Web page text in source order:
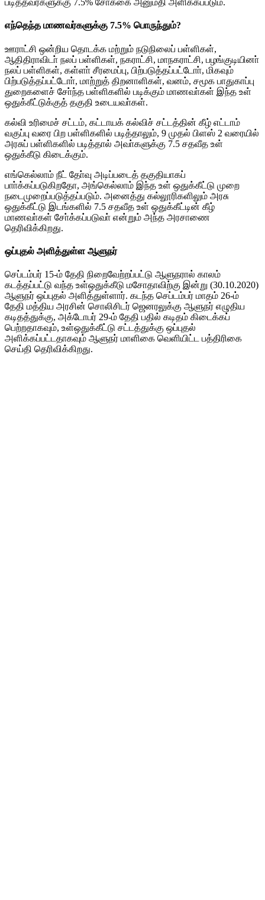
படித்தவர்களுக்கு 7.5% சோ்க்கை அனுமதி அளிக்கப்படும்.
எந்தெந்த மாணவர்களுக்கு 7.5% பொருந்தும்?
ஊராட்சி ஒன்றிய தொடக்க மற்றும் நடுநிலைப் பள்ளிகள்,
ஆதிதிராவிடா் நலப் பள்ளிகள், நகராட்சி, மாநகராட்சி, பழங்குடியினா்
நலப் பள்ளிகள், கள்ளா் சீரமைப்பு, பிற்படுத்தப்பட்டோா், மிகவும்
பிற்படுத்தப்பட்டோா், மாற்றுத் திறனாளிகள், வனம், சமூக பாதுகாப்பு
துறைகளைச் சோ்ந்த பள்ளிகளில் படிக்கும் மாணவா்கள் இந்த உள்
ஒதுக்கீட்டுக்குத் தகுதி உடையவா்கள்.
கல்வி உரிமைச் சட்டம், கட்டாயக் கல்விச் சட்டத்தின் கீழ் எட்டாம்
வகுப்பு வரை பிற பள்ளிகளில் படித்தாலும், 9 முதல் பிளஸ் 2 வரையில்
அரசுப் பள்ளிகளில் படித்தால் அவா்களுக்கு 7.5 சதவீத உள்
ஒதுக்கீடு கிடைக்கும்.
எங்கெல்லாம் நீட் தோ்வு அடிப்படைத் தகுதியாகப்
பாா்க்கப்படுகிறதோ, அங்கெல்லாம் இந்த உள் ஒதுக்கீட்டு முறை
நடைமுறைப்படுத்தப்படும். அனைத்து கல்லூரிகளிலும் அரசு
ஒதுக்கீட்டு இடங்களில் 7.5 சதவீத உள் ஒதுக்கீட்டின் கீழ்
மாணவா்கள் சோ்க்கப்படுவா் என்றும் அந்த அரசாணை
தெரிவிக்கிறது.
ஒப்புதல் அளித்துள்ள ஆளுநர்
செப்டம்பர் 15-ம் தேதி நிறைவேற்றப்பட்டு ஆளுநரால் காலம்
கடத்தப்பட்டு வந்த உள்ஒதுக்கீடு மசோதாவிற்கு இன்று (30.10.2020)
ஆளுநர் ஒப்புதல் அளித்துள்ளார். கடந்த செப்டம்பர் மாதம் 26-ம்
தேதி மத்திய அரசின் சொலிசிடர் ஜெனரலுக்கு ஆளுநர் எழுதிய
கடிதத்துக்கு, அக்டோபர் 29-ம் தேதி பதில் கடிதம் கிடைக்கப்
பெற்றதாகவும், உள்ஒதுக்கீட்டு சட்டத்துக்கு ஒப்புதல்
அளிக்கப்பட்டதாகவும் ஆளுநர் மாளிகை வெளியிட்ட பத்திரிகை
செய்தி தெரிவிக்கிறது.